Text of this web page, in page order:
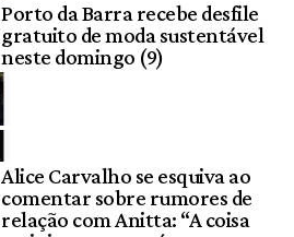
Porto da Barra recebe desfile
gratuito de moda sustentável
neste domingo (9)
Alice Carvalho se esquiva ao
comentar sobre rumores de
relação com Anitta: “A coisa